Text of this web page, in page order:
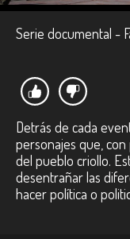
Serie documental -
Detrás de cada
personajes que,
del pueblo criollo.
desentrañar las
hacer política o